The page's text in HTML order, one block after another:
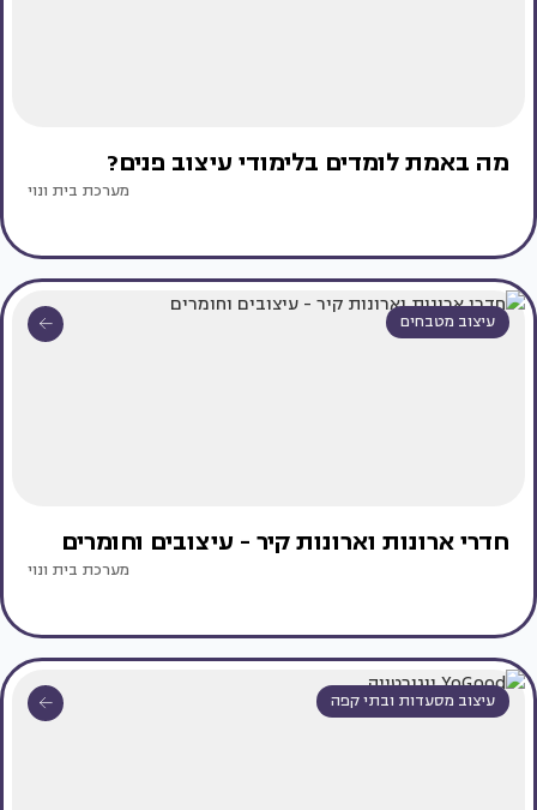
מה באמת לומדים בלימודי עיצוב פנים?
מערכת בית ונוי
עיצוב מטבחים
חדרי ארונות וארונות קיר - עיצובים וחומרים
מערכת בית ונוי
עיצוב מסעדות ובתי קפה